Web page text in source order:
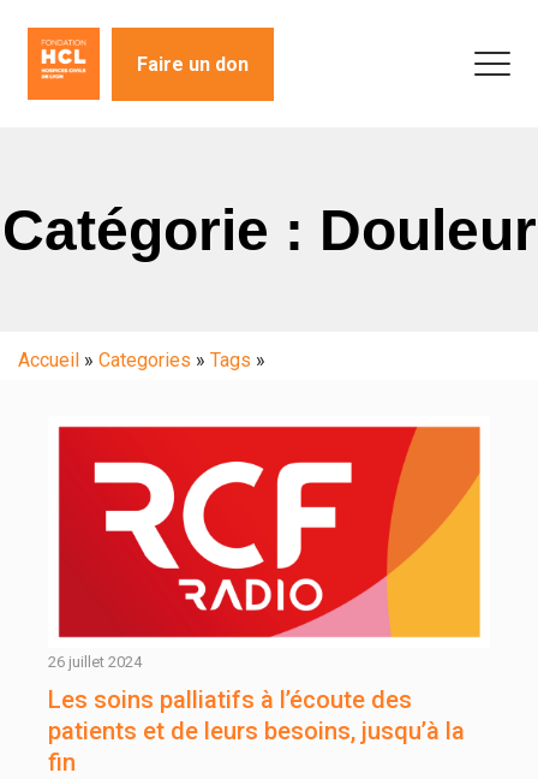
Faire un don
Catégorie : Douleur
Accueil » Categories » Tags »
26 juillet 2024
Les soins palliatifs à l’écoute des
patients et de leurs besoins, jusqu’à la
fin